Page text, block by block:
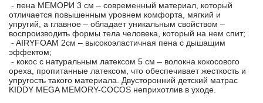
- пена МЕМОРИ 3 см – современный материал, который
отличается повышенным уровнем комфорта, мягкий и
упругий, а главное – обладает уникальным свойством –
воспроизводить формы тела человека, который на нем спит;
- AIRYFOAM 2см – высокоэластичная пена с дышащим
эффектом;
- кокос с натуральным латексом 5 см – волокна кокосового
ореха, пропитанные латексом, что обеспечивает жесткость и
упругость такого материала. Двусторонний детский матрас
KIDDY MEGA MEMORY-COCOS неприхотлив в уходе.